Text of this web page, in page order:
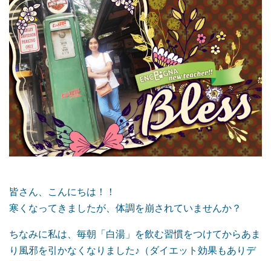
皆さん、こんにちは！！
寒くなってきましたが、体調を崩されていませんか？
ちなみに私は、毎朝「白湯」を飲む習慣をつけてからあま
り風邪を引かなくなりました♪（ダイエット効果もありデ